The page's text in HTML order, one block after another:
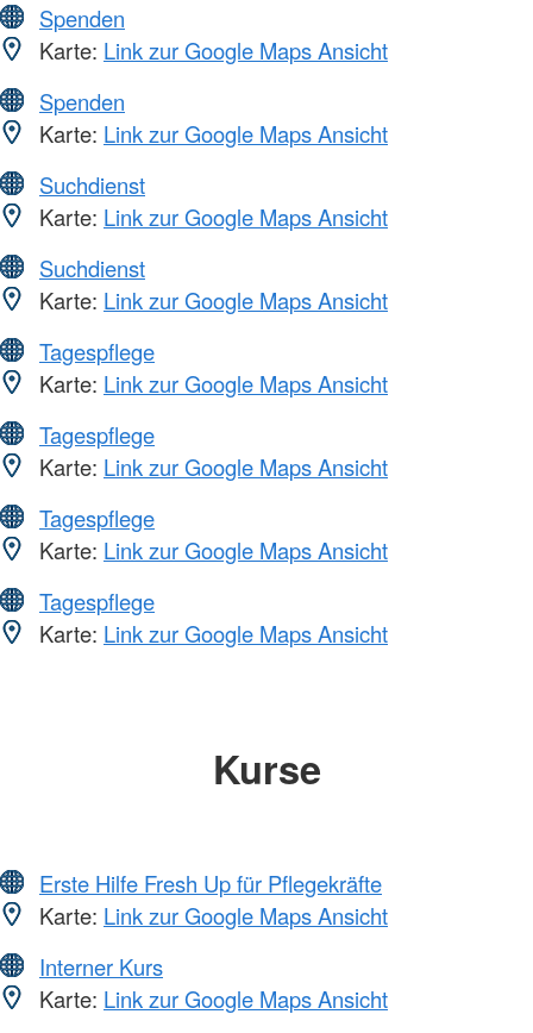
Spenden
Karte: Link zur Google Maps Ansicht
Spenden
Karte: Link zur Google Maps Ansicht
Suchdienst
Karte: Link zur Google Maps Ansicht
Suchdienst
Karte: Link zur Google Maps Ansicht
Tagespflege
Karte: Link zur Google Maps Ansicht
Tagespflege
Karte: Link zur Google Maps Ansicht
Tagespflege
Karte: Link zur Google Maps Ansicht
Tagespflege
Karte: Link zur Google Maps Ansicht
Kurse
Erste Hilfe Fresh Up für Pflegekräfte
Karte: Link zur Google Maps Ansicht
Interner Kurs
Karte: Link zur Google Maps Ansicht